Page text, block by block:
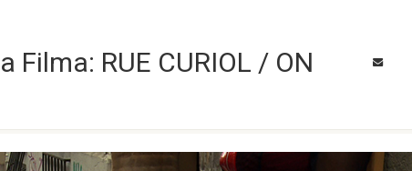
RUE CURIOL / ON